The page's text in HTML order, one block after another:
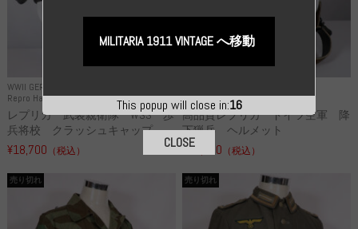
WWII GERMANY
Repro Hat and Cap SS and WSS
レプリカ 武装親衛隊 WSS 歩
兵将校 クラッシュキャップ ...
¥18,700 （税込）
Repro Hat and Cap Luftwaffe
高品質レプリカ ドイツ空軍 降
下猟兵 ヘルメット
¥49,800 （税込）
売り切れ 売り切れ
This popup will close in:14
MILITARIA 1911 VINTAGE へ移動
CLOSE